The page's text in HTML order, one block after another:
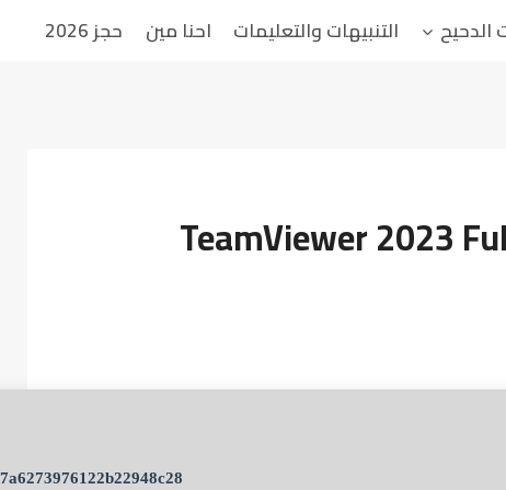
الدحيح التنبيهات والتعليمات احنا مين حجز 2026
TeamViewer 2023